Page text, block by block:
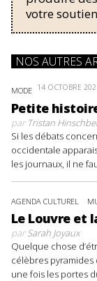
votre
NOS AUTRES
MODE 14 OCTOBRE
Petite
parTristan
Si les débats
occidentale
les journaux, il ne
AGENDA CULTUREL
Le Louvre et
parSarah Joyaux
Quelque chose
célèbres
une fois les portes